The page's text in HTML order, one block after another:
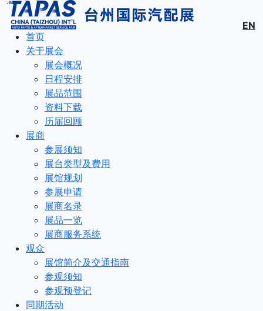
EN
首页
关于展会
展会概况
日程安排
展品范围
资料下载
历届回顾
展商
参展须知
展台类型及费用
展馆规划
参展申请
展商名录
展品一览
展商服务系统
观众
展馆简介及交通指南
参观须知
参观预登记
同期活动